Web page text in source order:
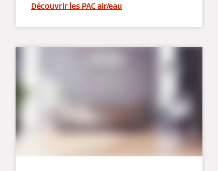
Découvrir les PAC air/eau